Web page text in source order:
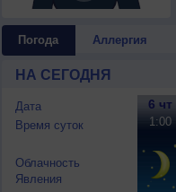
Погода Аллергия
НА СЕГОДНЯ
Дата
Время суток
Облачность
Явления
6 чт
1:00